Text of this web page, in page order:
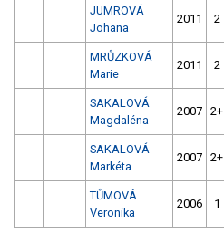
JUMROVÁ
Johana
2011 2
MRŮZKOVÁ
Marie
2011 2
SAKALOVÁ
Magdaléna
2007 2+
SAKALOVÁ
Markéta
2007 2+
TŮMOVÁ
Veronika
2006 1